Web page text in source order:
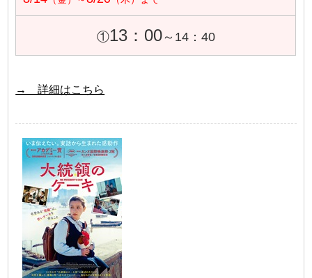
①13：00～14：40
→ 詳細はこちら